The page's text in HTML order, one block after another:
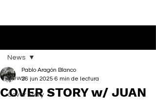
News
Cover Story
News
COVER STORY w/ JUAN
Pablo Aragón Blanco
26 jun 2025 6 min de lectura